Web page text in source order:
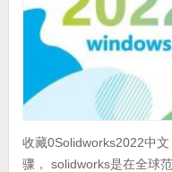
收藏0Solidworks2022中
骤， solidworks是在全球